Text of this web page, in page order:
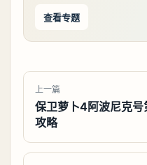
查看专题
上一篇
保卫萝卜4阿波尼克
攻略